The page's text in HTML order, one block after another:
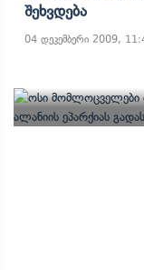
Შეხვდება
04 დეკემბერი 2009,